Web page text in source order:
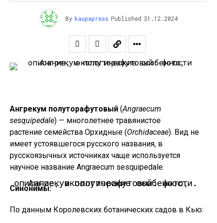
By kaupapress Published 31.12.2024
Ангрекум полуторафутовый (Angraecum
sesquipedale) — многолетнее травянистое
растение семейства Орхидные (Orchidaceae). Вид не
имеет устоявшегося русского названия, в
русскоязычных источниках чаще используется
научное название Angraecum sesquipedale.
Ангрекум полуторафутовый: фото, описание, экологические особенности.
Синонимы:
По данным Королевских ботанических садов в Кью: